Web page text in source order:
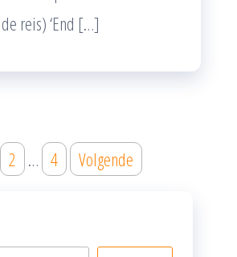
reis) ‘End […]
2 … 4 Volgende